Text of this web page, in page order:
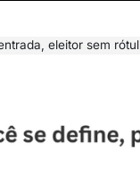
rótulo pode decidir 2026 no ES